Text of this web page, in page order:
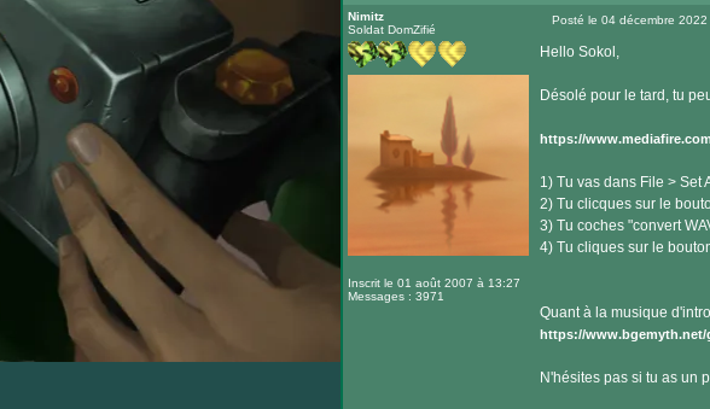
Nimitz
Soldat DomZifié
Inscrit le 01 août 2007 à 13:27
Messages : 3971
Posté le 04 décembre 2022
Hello Sokol,
Désolé pour le tard, tu
https://
1) Tu vas dans File > Set
2) Tu clicques sur le
3) Tu coches "convert
4) Tu cliques sur le
Quant à la musique
https://
N'hésites pas si tu as un